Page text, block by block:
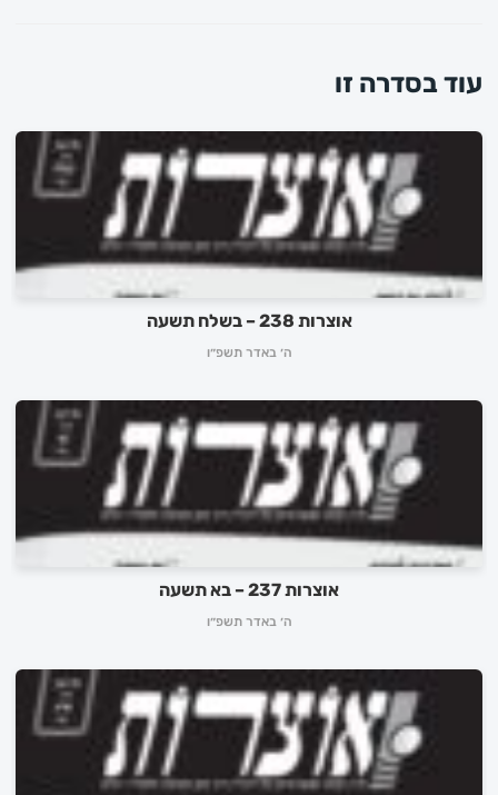
עוד בסדרה זו
אוצרות 238 – בשלח תשעה
ה׳ באדר תשפ״ו
אוצרות 237 – בא תשעה
ה׳ באדר תשפ״ו